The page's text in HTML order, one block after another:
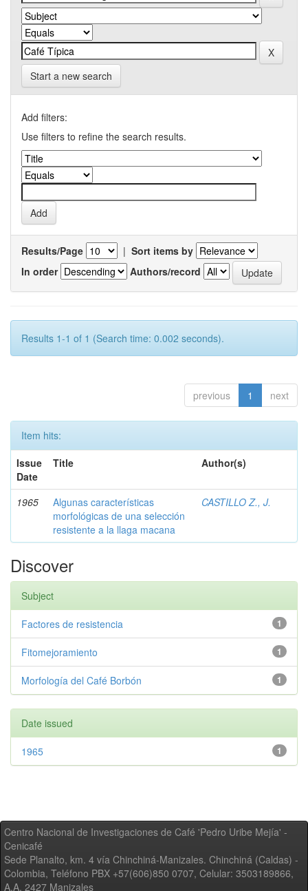
Start a new search
Add filters:
Use filters to refine the search results.
Results/Page | Sort items by
In order
Authors/record
Results 1-1 of 1 (Search time: 0.002 seconds).
previous 1 next
Item hits:
Issue
Date
Title Author(s)
1965
Algunas características
morfológicas de una selección
resistente a la llaga macana
CASTILLO Z., J.
Discover
Subject
1
Factores de resistencia
1
Fitomejoramiento
1
Morfología del Café Borbón
Date issued
1
1965
Centro Nacional de Investigaciones de Café 'Pedro Uribe Mejía' -
Cenicafé
Sede Planalto, km. 4 vía Chinchiná-Manizales. Chinchiná (Caldas) -
Colombia, Teléfono PBX +57(606)850 0707, Celular: 3503189866,
A.A. 2427 Manizales